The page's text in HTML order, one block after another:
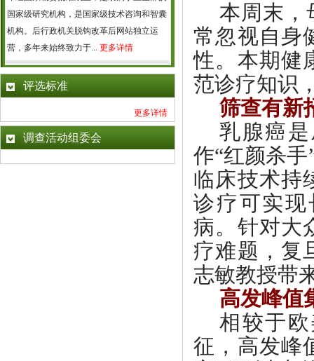
国家级研究机构，是国家级技术咨询和智囊
机构。后行政机关脱钩改革后网站独立运
营，多年来始终致力于... 更多详情
评选标准
更多详情
调查活动组委会
本周末，
常忽视自身
性。本期健
范诊疗知识
筛查有新
乳腺癌
作“红颜杀
临床技术持
诊疗可实
病。针对大
疗难题，复
志敏教授带
高发峰值
相较于
征，高发峰